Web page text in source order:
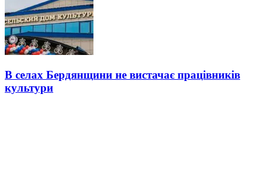
В селах Бердянщини не вистачає працівників
культури